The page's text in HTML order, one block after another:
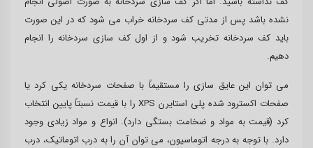
نشده باشد پس از مدتی کف سردخانه خراب می شود که در این صورت
باید کف سردخانه تخریب شود و از اول کف سازی سردخانه را انجام
دهیم.
می توان این عایق سازی را مستقیماً با صفحات سردخانه یکی کرد یا
صفحات اکسترود شده پلی استایرن XPS را با قیمت نسبتاً پایین انتخاب
کرد (قیمت به مواد و ضخامت بستگی دارد). انواع و مواد زیادی وجود
دارد. با توجه به درجه اتوماسیون، می توان آن را به درب اتوماتیک، درب